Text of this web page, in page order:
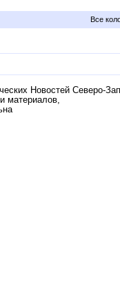
Все
Новостей Северо-
материалов,